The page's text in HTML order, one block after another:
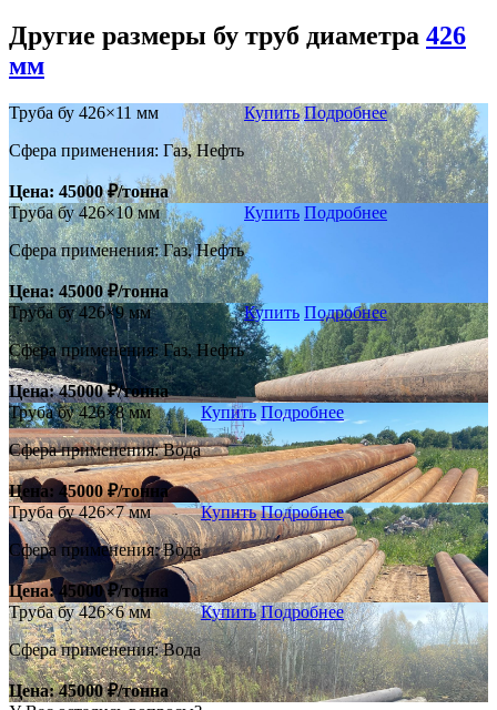
Другие размеры бу труб диаметра 426
мм
Труба бу 426×11 мм
Сфера применения: Газ, Нефть
Цена: 45000 ₽/тонна
Купить Подробнее
Труба бу 426×10 мм
Сфера применения: Газ, Нефть
Цена: 45000 ₽/тонна
Купить Подробнее
Труба бу 426×9 мм
Сфера применения: Газ, Нефть
Цена: 45000 ₽/тонна
Купить Подробнее
Труба бу 426×8 мм
Сфера применения: Вода
Цена: 45000 ₽/тонна
Купить Подробнее
Труба бу 426×7 мм
Сфера применения: Вода
Цена: 45000 ₽/тонна
Купить Подробнее
Труба бу 426×6 мм
Сфера применения: Вода
Цена: 45000 ₽/тонна
Купить Подробнее